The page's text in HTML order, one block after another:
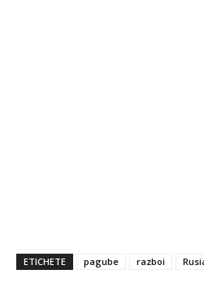
ETICHETE pagube razboi